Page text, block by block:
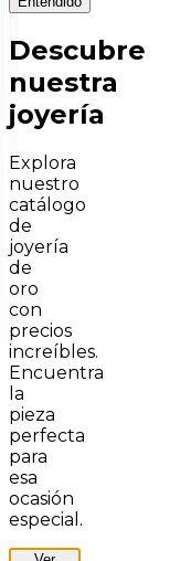
Descubre
nuestra
joyería
Explora
nuestro
catálogo
de
joyería
de
oro
con
precios
increíbles.
Encuentra
la
pieza
perfecta
para
esa
ocasión
especial.